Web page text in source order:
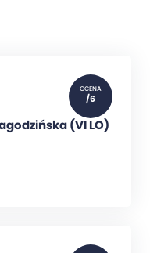
OCENA
/6
(VI LO)